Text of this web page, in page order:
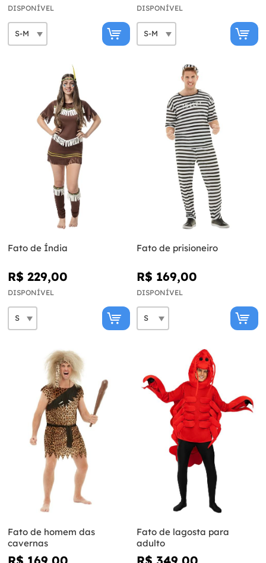
DISPONÍVEL DISPONÍVEL
Fato de Índia
R$ 229,00
DISPONÍVEL
Fato de prisioneiro
R$ 169,00
DISPONÍVEL
Fato de homem das
cavernas
Fato de lagosta para
adulto